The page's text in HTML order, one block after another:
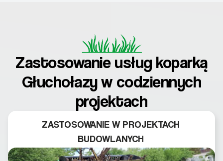
Zastosowanie usług koparką
Głuchołazy w codziennych
projektach
ZASTOSOWANIE W PROJEKTACH
BUDOWLANYCH